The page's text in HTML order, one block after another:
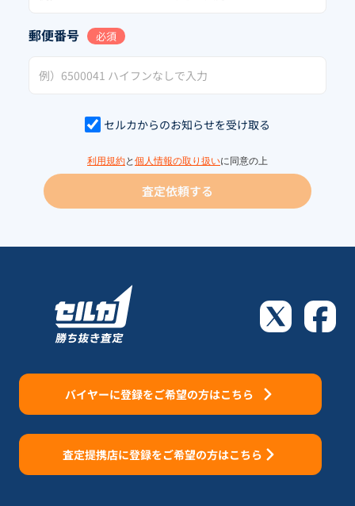
郵便番号 必須
セルカからのお知らせを受け取る
利用規約と 個人情報の取り扱いに同意の上
査定依頼する
バイヤーに登録をご希望の方はこちら
査定提携店に登録をご希望の方はこちら